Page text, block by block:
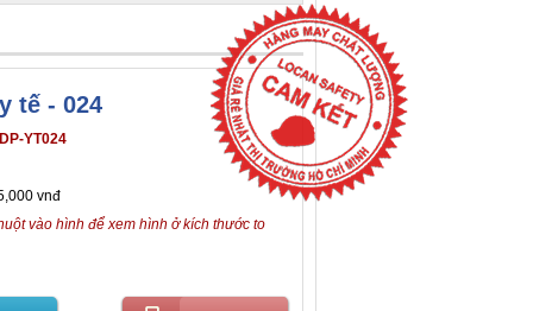
tế - 024
YT024
vnđ
vào hình để xem hình ở kích thước to